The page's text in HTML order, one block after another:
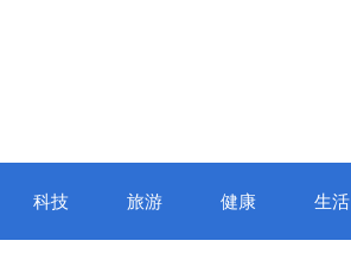
科技 旅游 健康 生活